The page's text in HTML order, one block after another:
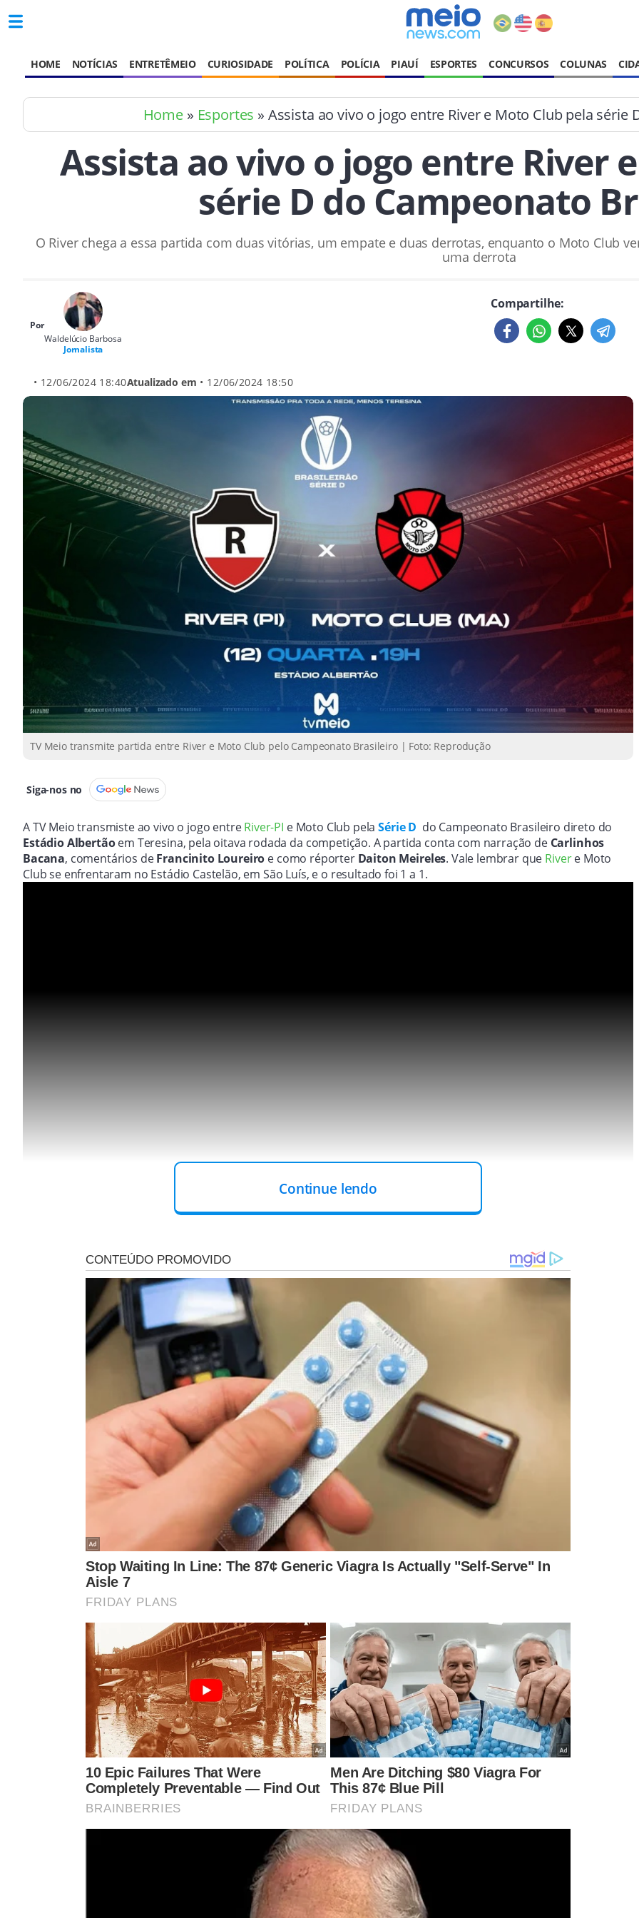
HOME NOTÍCIAS ENTRETÊMEIO CURIOSIDADE POLÍTICA POLÍCIA PIAUÍ ESPORTES CONCURSOS COLUNAS
Home » Esportes » Assista ao vivo o jogo entre River e Moto Club pela série
Assista ao vivo o jogo entre River
série D do Campeonato
O River chega a essa partida com duas vitórias, um empate e duas derrotas, enquanto o Moto Club
uma derrota
Por
Waldelúcio Barbosa
Jornalista
• 12/06/2024 18:40Atualizado em • 12/06/2024 18:50
Compartilhe:
TV Meio transmite partida entre River e Moto Club pelo Campeonato Brasileiro | Foto: Reprodução
Siga-nos no
A TV Meio transmiste ao vivo o jogo entreRiver-PI e Moto Club pelaSérie D do Campeonato Brasileiro direto do
Estádio Albertãoem Teresina, pela oitava rodada da competição. A partida conta com narração de Carlinhos
Bacana, comentários deFrancinito Loureiro e como réporterDaiton Meireles. Vale lembrar que Rivere Moto
Club se enfrentaram no Estádio Castelão, em São Luís, e o resultado foi 1 a 1.
💬
Siga o canal de notícias do meionews.com
no WhatsApp
O Grupo Meio está sorteando dois ingressos para o show mais aguardado de Teresina: o
que acontecerá no dia 15 de agosto, véspera de feriado. Para concorrer a esses ingressos, é simples:
inscreva-se nonosso canal do YouTube, Meio Mais,
acompanhe a transmissão do jogo entre River e Moto Club
(MA) e participe da
interação no chat da live, deixando seu comentário.O sorteio vai acontecer no final da
RIVER X MOTO CLUB RIVER TV MEIO TV MEIO AO VIVO FUTEBOL AO VIVO CAMPEONATO BRASILEIRO
RIVER
VER COMENTÁRIOS
Continue lendo